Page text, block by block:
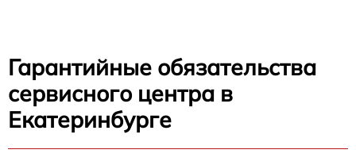
Гарантийные обязательства
сервисного центра в
Екатеринбурге